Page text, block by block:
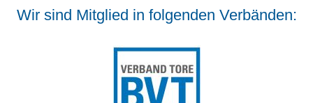
Wir sind Mitglied in folgenden Verbänden: